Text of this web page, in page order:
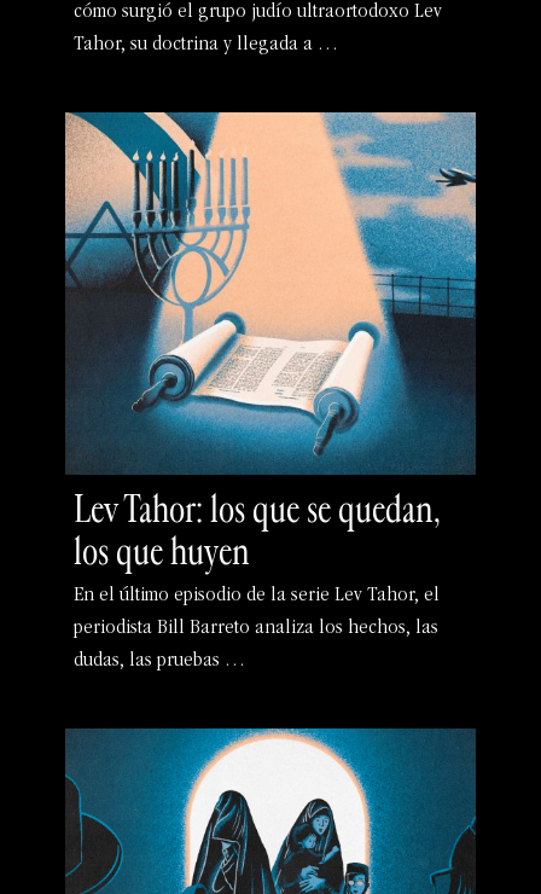
cómo surgió el grupo judío ultraortodoxo Lev
Tahor, su doctrina y llegada a …
Lev Tahor: los que se quedan,
los que huyen
En el último episodio de la serie Lev Tahor, el
periodista Bill Barreto analiza los hechos, las
dudas, las pruebas …